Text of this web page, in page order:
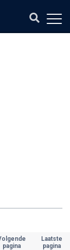
pagina
Laatste
pagina